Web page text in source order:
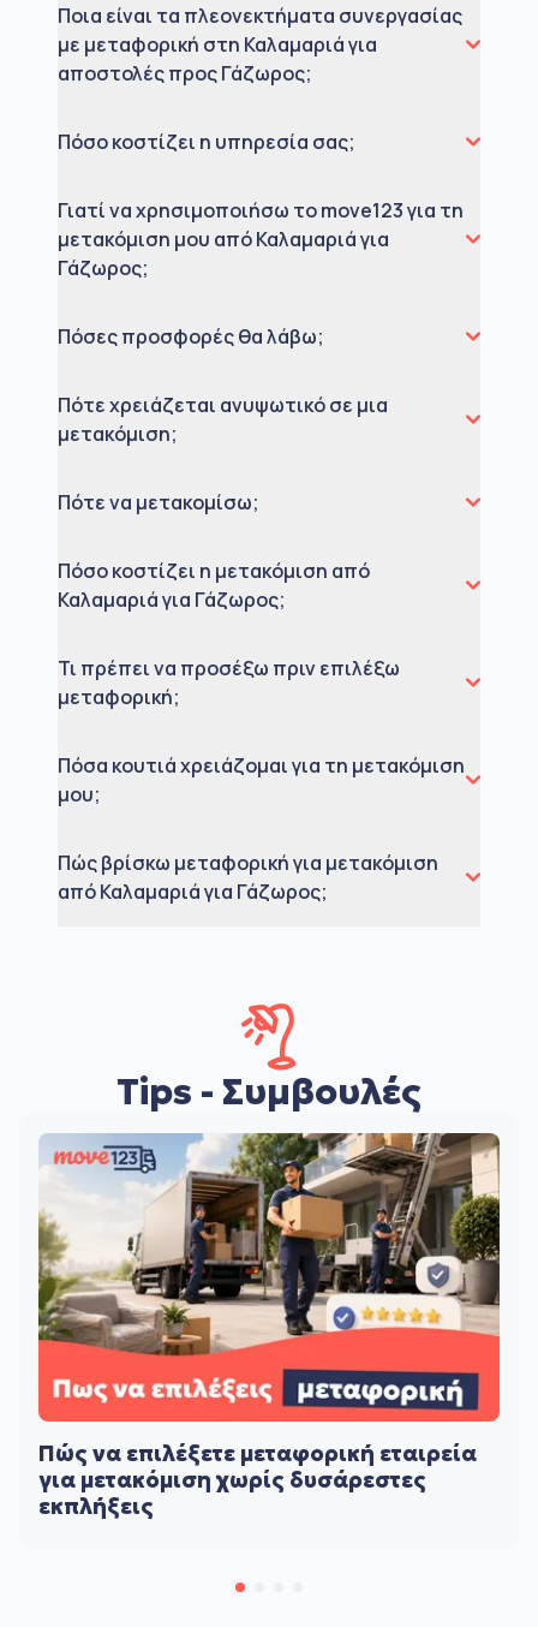
Ποια είναι τα πλεονεκτήματα συνεργασίας
με μεταφορική στη Καλαμαριά για
αποστολές προς Γάζωρος;
Πόσο κοστίζει η υπηρεσία σας;
Γιατί να χρησιμοποιήσω το move123 για τη
μετακόμιση μου από Καλαμαριά για
Γάζωρος;
Πόσες προσφορές θα λάβω;
Πότε χρειάζεται ανυψωτικό σε μια
μετακόμιση;
Πότε να μετακομίσω;
Πόσο κοστίζει η μετακόμιση από
Καλαμαριά για Γάζωρος;
Τι πρέπει να προσέξω πριν επιλέξω
μεταφορική;
Πόσα κουτιά χρειάζομαι για τη μετακόμιση
μου;
Πώς βρίσκω μεταφορική για μετακόμιση
από Καλαμαριά για Γάζωρος;
Tips - Συμβουλές
Πώς να επιλέξετε μεταφορική εταιρεία
για μετακόμιση χωρίς δυσάρεστες
εκπλήξεις